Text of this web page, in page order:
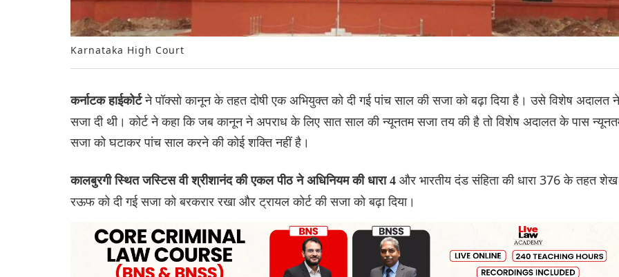
Karnataka High Court
कर्नाटक हाईकोर्टने पॉक्सो कानून के तहत दोषी एक अभियुक्त को दी गई पांच साल की सजा को बढ़ा दिया है। उसे विशेष अदालत ने
सजा दी थी। कोर्ट ने कहा कि जब कानून ने अपराध के लिए सात साल की न्यूनतम सजा तय की है तो विशेष अदालत के पास
सजा को घटाकर पांच साल करने की कोई शक्ति नहीं है।
कालबुरगी स्थित जस्टिस वी श्रीशानंद की एकल पीठ ने अधिनियम की धारा 4 और भारतीय दंड संहिता की धारा 376 के तहत शेख
रऊफ को दी गई सजा को बरकरार रखा और ट्रायल कोर्ट की सजा को बढ़ा दिया।